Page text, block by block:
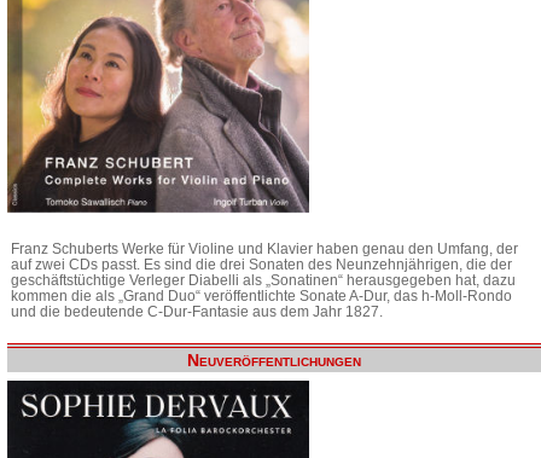
Franz Schuberts Werke für Violine und Klavier haben genau den Umfang, der
auf zwei CDs passt. Es sind die drei Sonaten des Neunzehnjährigen, die der
geschäftstüchtige Verleger Diabelli als „Sonatinen“ herausgegeben hat, dazu
kommen die als „Grand Duo“ veröffentlichte Sonate A-Dur, das h-Moll-Rondo
und die bedeutende C-Dur-Fantasie aus dem Jahr 1827.
Neuveröffentlichungen